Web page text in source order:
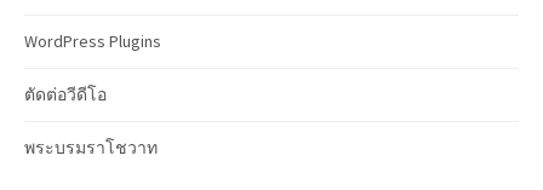
WordPress Plugins
ตัดต่อวีดีโอ
พระบรมราโชวาท